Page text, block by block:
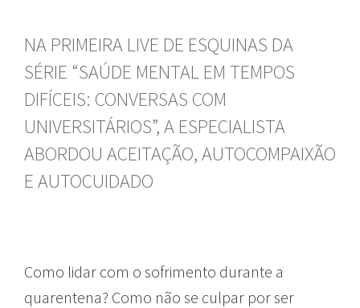
NA PRIMEIRA LIVE DE ESQUINAS DA
SÉRIE “SAÚDE MENTAL EM TEMPOS
DIFÍCEIS: CONVERSAS COM
UNIVERSITÁRIOS”, A ESPECIALISTA
ABORDOU ACEITAÇÃO, AUTOCOMPAIXÃO
E AUTOCUIDADO
Como lidar com o sofrimento durante a
quarentena? Como não se culpar por ser